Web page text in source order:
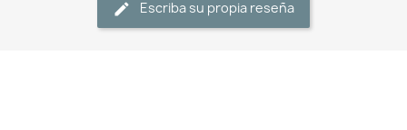
Escriba su propia reseña